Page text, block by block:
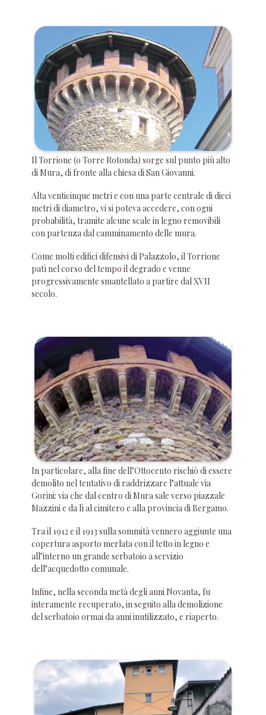
Il Torrione (o Torre Rotonda) sorge sul punto più alto
di Mura, di fronte alla chiesa di San Giovanni.
Alta venticinque metri e con una parte centrale di dieci
metri di diametro, vi si poteva accedere, con ogni
probabilità, tramite alcune scale in legno removibili
con partenza dal camminamento delle mura.
Come molti edifici difensivi di Palazzolo, il Torrione
patì nel corso del tempo il degrado e venne
progressivamente smantellato a partire dal XVII
secolo.
In particolare, alla fine dell’Ottocento rischiò di essere
demolito nel tentativo di raddrizzare l’attuale via
Gorini: via che dal centro di Mura sale verso piazzale
Mazzini e da lì al cimitero e alla provincia di Bergamo.
Tra il 1912 e il 1913 sulla sommità vennero aggiunte una
copertura asporto merlata con il tetto in legno e
all’interno un grande serbatoio a servizio
dell’acquedotto comunale.
Infine, nella seconda metà degli anni Novanta, fu
interamente recuperato, in seguito alla demolizione
del serbatoio ormai da anni inutilizzato, e riaperto.